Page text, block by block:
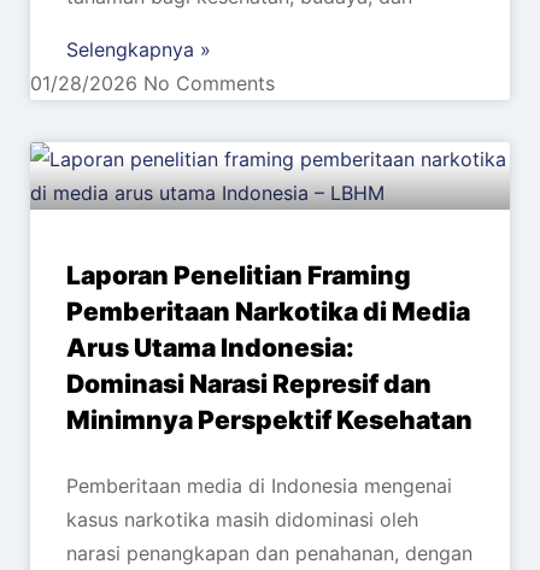
Selengkapnya »
01/28/2026 No Comments
Laporan Penelitian Framing
Pemberitaan Narkotika di Media
Arus Utama Indonesia:
Dominasi Narasi Represif dan
Minimnya Perspektif Kesehatan
Pemberitaan media di Indonesia mengenai
kasus narkotika masih didominasi oleh
narasi penangkapan dan penahanan, dengan